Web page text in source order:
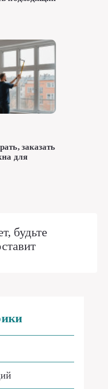
заказать
для
будьте